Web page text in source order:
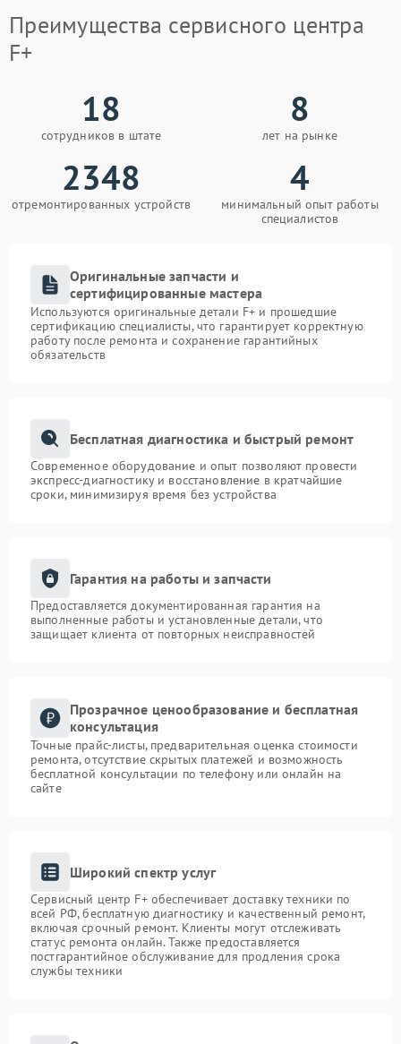
Преимущества сервисного центра
F+
18
сотрудников в штате
8
лет на рынке
2348
отремонтированных устройств
4
минимальный опыт работы
специалистов
Оригинальные запчасти и
сертифицированные мастера
Используются оригинальные детали F+ и прошедшие
сертификацию специалисты, что гарантирует корректную
работу после ремонта и сохранение гарантийных
обязательств
Бесплатная диагностика и быстрый ремонт
Современное оборудование и опыт позволяют провести
экспресс-диагностику и восстановление в кратчайшие
сроки, минимизируя время без устройства
Гарантия на работы и запчасти
Предоставляется документированная гарантия на
выполненные работы и установленные детали, что
защищает клиента от повторных неисправностей
Прозрачное ценообразование и бесплатная
консультация
Точные прайс-листы, предварительная оценка стоимости
ремонта, отсутствие скрытых платежей и возможность
бесплатной консультации по телефону или онлайн на
сайте
Широкий спектр услуг
Сервисный центр F+ обеспечивает доставку техники по
всей РФ, бесплатную диагностику и качественный ремонт,
включая срочный ремонт. Клиенты могут отслеживать
статус ремонта онлайн. Также предоставляется
постгарантийное обслуживание для продления срока
службы техники